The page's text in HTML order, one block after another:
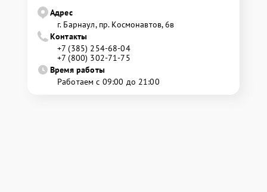
Адрес
г. Барнаул, ​пр. Космонавтов, 6в
Контакты
+7 (385) 254-68-04
+7 (800) 302-71-75
Время работы
Работаем с 09:00 до 21:00